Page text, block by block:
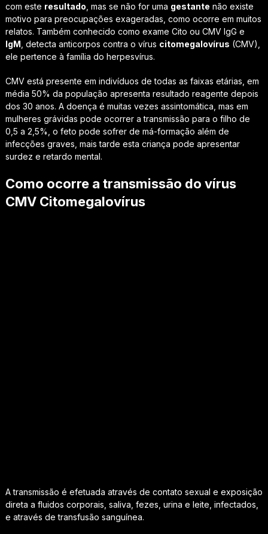
com este resultado , mas se não for uma gestante não existe
motivo para preocupações exageradas, como ocorre em muitos
relatos. Também conhecido como exame Cito ou CMV IgG e
IgM , detecta anticorpos contra o vírus citomegalovírus (CMV),
ele pertence à família do herpesvírus.
CMV está presente em indivíduos de todas as faixas etárias, em
média 50% da população apresenta resultado reagente depois
dos 30 anos. A doença é muitas vezes assintomática, mas em
mulheres grávidas pode ocorrer a transmissão para o filho de
0,5 a 2,5%, o feto pode sofrer de má-formação além de
infecções graves, mais tarde esta criança pode apresentar
surdez e retardo mental.
Como ocorre a transmissão do vírus
CMV Citomegalovírus
A transmissão é efetuada através de contato sexual e exposição
direta a fluidos corporais, saliva, fezes, urina e leite, infectados,
e através de transfusão sanguínea.